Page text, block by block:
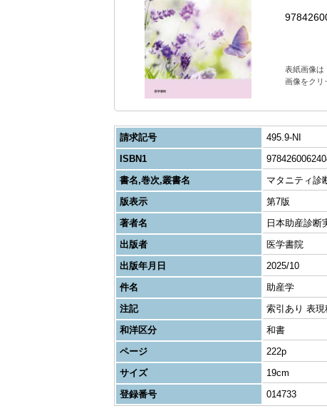
表紙画像は
画像をクリ
請求記号
495.9-NI
ISBN1
書名,巻次,叢書名
マタニティ診
版表示
第7版
著者名
日本助産診断
出版者
医学書院
出版年月日
2025/10
件名
助産学
注記
索引あり 表
和洋区分
和書
ページ
222p
サイズ
19cm
登録番号
014733